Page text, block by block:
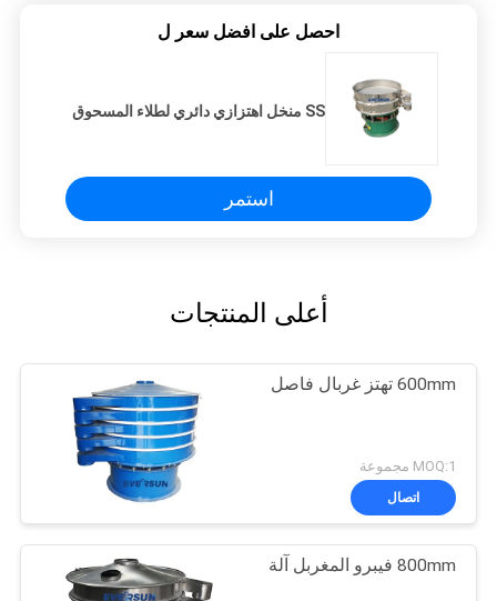
احصل على افضل سعر ل
SS منخل اهتزازي دائري لطلاء المسحوق
استمر
أعلى المنتجات
600mm تهتز غربال فاصل
MOQ:1 مجموعة
اتصال
800mm فيبرو المغربل آلة